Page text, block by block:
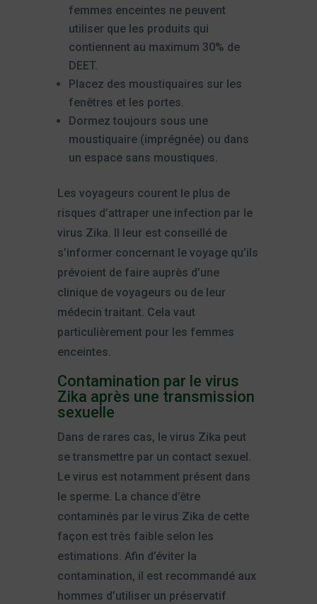
femmes enceintes ne peuvent
utiliser que les produits qui
contiennent au maximum 30% de
DEET.
Placez des moustiquaires sur les
fenêtres et les portes.
Dormez toujours sous une
moustiquaire (imprégnée) ou dans
un espace sans moustiques.
Les voyageurs courent le plus de
risques d’attraper une infection par le
virus Zika. Il leur est conseillé de
s’informer concernant le voyage qu’ils
prévoient de faire auprès d’une
clinique de voyageurs ou de leur
médecin traitant. Cela vaut
particulièrement pour les femmes
enceintes.
Contamination par le virus
Zika après une transmission
sexuelle
Dans de rares cas, le virus Zika peut
se transmettre par un contact sexuel.
Le virus est notamment présent dans
le sperme. La chance d’être
contaminés par le virus Zika de cette
façon est très faible selon les
estimations. Afin d’éviter la
contamination, il est recommandé aux
hommes d’utiliser un préservatif